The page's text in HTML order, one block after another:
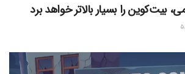
بیت‌کوین را بسیار بالاتر خواهد برد